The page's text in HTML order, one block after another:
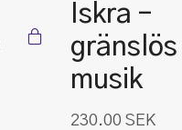
Iskra –
gränslös
musik
230.00 SEK